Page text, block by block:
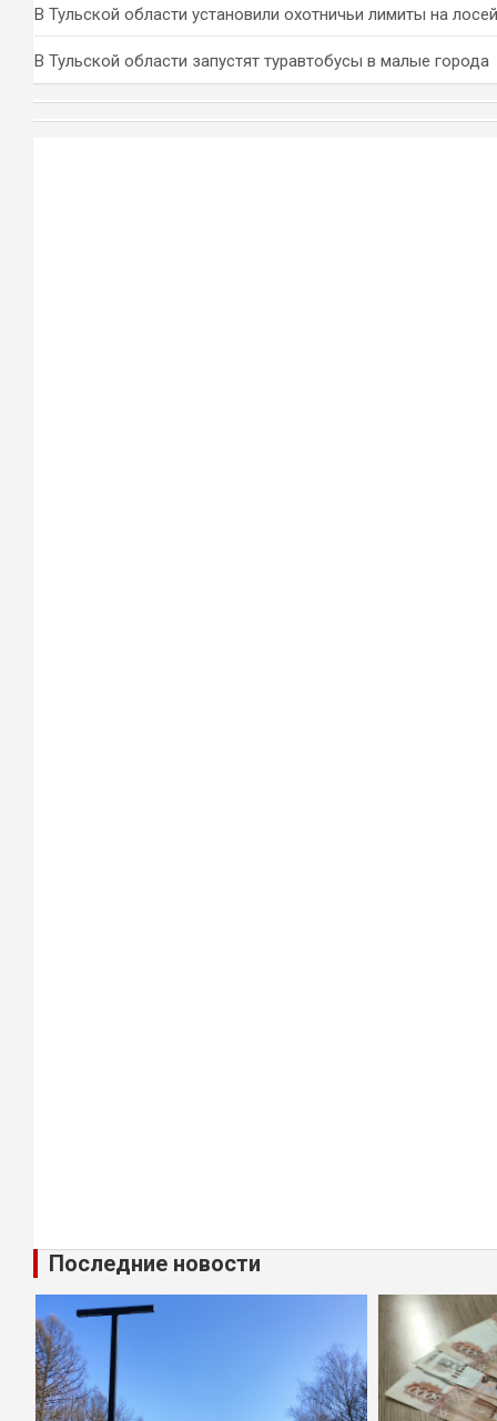
В Тульской области установили охотничьи лимиты на
В Тульской области запустят туравтобусы в малые города
Последние новости